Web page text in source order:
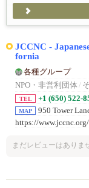
JCCNC -
fornia
各種グループ
NPO・非営利団体 /
TEL +1 (650) 522-
MAP 950 Tower
https://www.jccnc.org/
まだレビューはありま